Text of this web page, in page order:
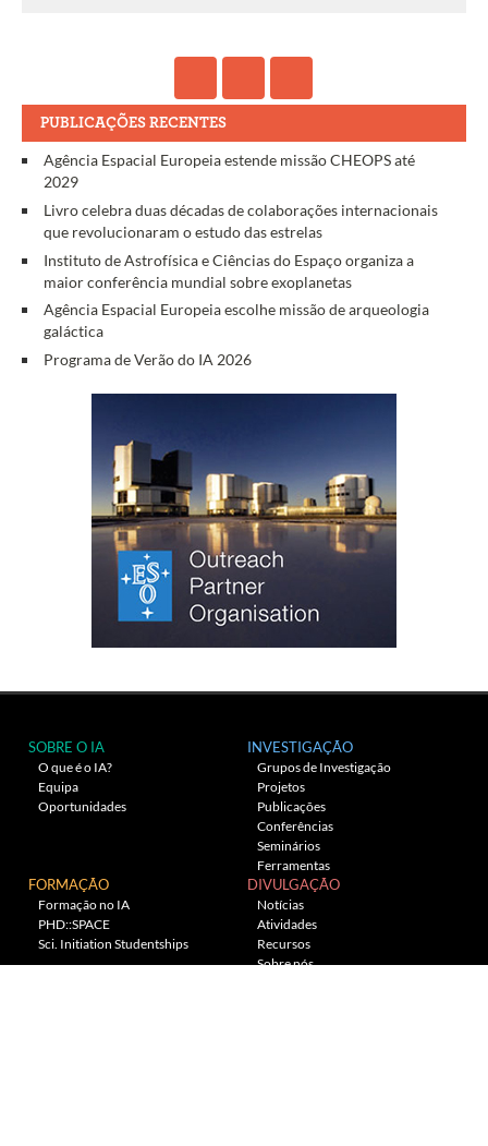
PUBLICAÇÕES RECENTES
Agência Espacial Europeia estende missão CHEOPS até
2029
Livro celebra duas décadas de colaborações internacionais
que revolucionaram o estudo das estrelas
Instituto de Astrofísica e Ciências do Espaço organiza a
maior conferência mundial sobre exoplanetas
Agência Espacial Europeia escolhe missão de arqueologia
galáctica
Programa de Verão do IA 2026
SOBRE O IA
O que é o IA?
Equipa
Oportunidades
INVESTIGAÇÃO
Grupos de Investigação
Projetos
Publicações
Conferências
Seminários
Ferramentas
FORMAÇÃO
Formação no IA
PHD::SPACE
Sci. Initiation Studentships
DIVULGAÇÃO
Notícias
Atividades
Recursos
Sobre nós